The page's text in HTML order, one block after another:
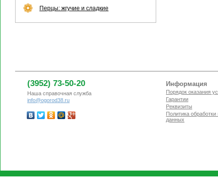
Перцы: жгучие и сладкие
(3952) 73-50-20
Наша справочная служба
info@ogorod38.ru
Информация
Порядок оказания
Гарантии
Реквизиты
Политика
данных